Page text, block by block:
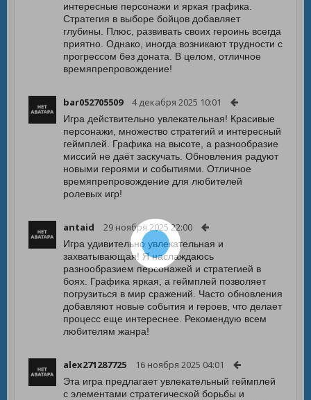
интересные персонажи и яркая графика.
Стратегия в выборе бойцов добавляет
глубины. Плюс, развивать своих героинь всегда
приятно. Однако, иногда возникают трудности с
прогрессом без доната. В целом, отличное
времяпрепровождение!
bar052705509 4 декабря 2025 10:01
Игра действительно увлекательная! Красивые
персонажи, множество стратегий и интересный
геймплей. Графика на высоте, а разнообразие
миссий не даёт заскучать. Обновления радуют
новыми героями и событиями. Отличное
времяпрепровождение для любителей
ролевых игр!
antaid 29 ноября 2025 22:00
Игра удивительно увлекательная и
захватывающая! Я наслаждаюсь
разнообразием персонажей и стратегией в
боях. Графика яркая, а геймплей позволяет
погрузиться в мир сражений. Часто обновления
добавляют новые события и героев, что делает
процесс еще интереснее. Рекомендую всем
любителям жанра!
alex271287725 16 ноября 2025 04:01
Эта игра предлагает увлекательный геймплей
с элементами стратегической борьбы и